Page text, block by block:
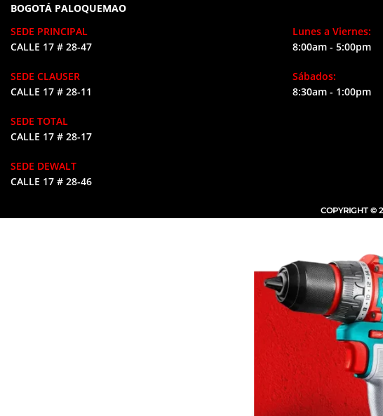
BOGOTÁ PALOQUEMAO
SEDE PRINCIPAL
CALLE 17 # 28-47
SEDE CLAUSER
CALLE 17 # 28-11
SEDE TOTAL
CALLE 17 # 28-17
SEDE DEWALT
CALLE 17 # 28-46
Lunes a Viernes:
8:00am - 5:00pm
Sábados:
8:30am - 1:00pm
COPYRIGHT ©